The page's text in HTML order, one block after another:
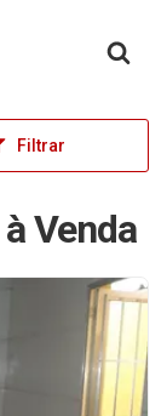
Filtrar
Venda